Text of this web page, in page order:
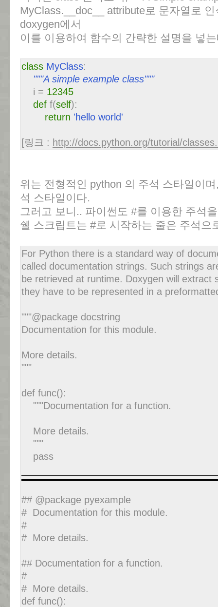
MyClass.__doc__ attribute로 문자열로
doxygen에서
이를 이용하여 함수의 간략한 설명을 넣
class MyClass:
"""A simple example class"""
i = 12345
def f(self):
return 'hello world'
[링크 : http://docs.python.org/tutorial/
위는 전형적인 python 의 주석 스타일이
석 스타일이다.
그러고 보니.. 파이썬도 #를 이용한 주석
쉘 스크립트는 #로 시작하는 줄은 주석으
For Python there is a standard way of
called documentation strings. Such strings
be retrieved at runtime. Doxygen will extract
they have to be represented in a
"""@package docstring
Documentation for this module.
More details.
"""
def func():
"""Documentation for a function.
More details.
"""
pass
## @package pyexample
# Documentation for this module.
#
# More details.
## Documentation for a function.
#
# More details.
def func():